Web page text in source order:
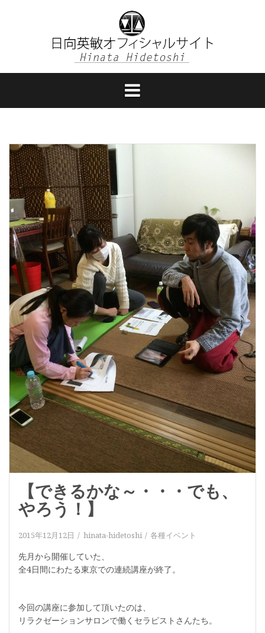
へ
ッ
【できるかな～・・・でも、
やろう！】
2015年12月12日 hinata-hidetoshi 各種イベント
先月から開催していた、
全4日間にわたる東京での連続講座が終了。
今回の講座に参加して頂いたのは、
リラクゼーションサロンで働くセラピストさんたち。